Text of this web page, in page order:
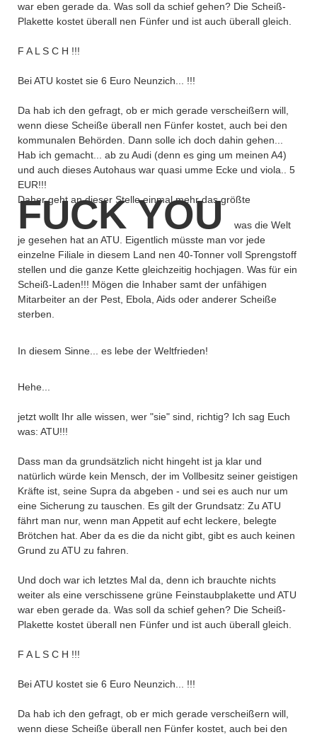
war eben gerade da. Was soll da schief gehen? Die Scheiß-
Plakette kostet überall nen Fünfer und ist auch überall gleich.
F A L S C H !!!
Bei ATU kostet sie 6 Euro Neunzich... !!!
Da hab ich den gefragt, ob er mich gerade verscheißern will,
wenn diese Scheiße überall nen Fünfer kostet, auch bei den
kommunalen Behörden. Dann solle ich doch dahin gehen...
Hab ich gemacht... ab zu Audi (denn es ging um meinen A4)
und auch dieses Autohaus war quasi umme Ecke und viola.. 5
EUR!!!
Daher geht an dieser Stelle einmal mehr das größte
FUCK YOUwas die Welt
je gesehen hat an ATU. Eigentlich müsste man vor jede
einzelne Filiale in diesem Land nen 40-Tonner voll Sprengstoff
stellen und die ganze Kette gleichzeitig hochjagen. Was für ein
Scheiß-Laden!!! Mögen die Inhaber samt der unfähigen
Mitarbeiter an der Pest, Ebola, Aids oder anderer Scheiße
sterben.
In diesem Sinne... es lebe der Weltfrieden!
Hehe...
jetzt wollt Ihr alle wissen, wer "sie" sind, richtig? Ich sag Euch
was: ATU!!!
Dass man da grundsätzlich nicht hingeht ist ja klar und
natürlich würde kein Mensch, der im Vollbesitz seiner geistigen
Kräfte ist, seine Supra da abgeben - und sei es auch nur um
eine Sicherung zu tauschen. Es gilt der Grundsatz: Zu ATU
fährt man nur, wenn man Appetit auf echt leckere, belegte
Brötchen hat. Aber da es die da nicht gibt, gibt es auch keinen
Grund zu ATU zu fahren.
Und doch war ich letztes Mal da, denn ich brauchte nichts
weiter als eine verschissene grüne Feinstaubplakette und ATU
war eben gerade da. Was soll da schief gehen? Die Scheiß-
Plakette kostet überall nen Fünfer und ist auch überall gleich.
F A L S C H !!!
Bei ATU kostet sie 6 Euro Neunzich... !!!
Da hab ich den gefragt, ob er mich gerade verscheißern will,
wenn diese Scheiße überall nen Fünfer kostet, auch bei den